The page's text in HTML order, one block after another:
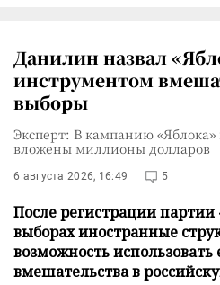
Данилин назвал
инструментом
выборы
Эксперт: В кампанию «Яблока»
вложены миллионы долларов
6 августа 2026, 16:49 5
После регистрации партии
выборах иностранные
возможность
вмешательства в